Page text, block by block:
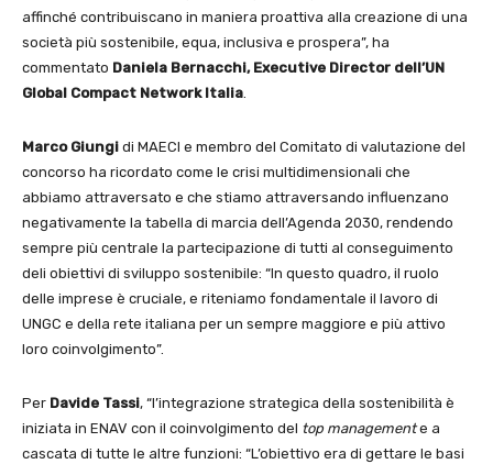
affinché contribuiscano in maniera proattiva alla creazione di una
società più sostenibile, equa, inclusiva e prospera”, ha
commentato Daniela Bernacchi, Executive Director dell’UN
Global Compact Network Italia.
Marco Giungi di MAECI e membro del Comitato di valutazione del
concorso ha ricordato come le crisi multidimensionali che
abbiamo attraversato e che stiamo attraversando influenzano
negativamente la tabella di marcia dell’Agenda 2030, rendendo
sempre più centrale la partecipazione di tutti al conseguimento
deli obiettivi di sviluppo sostenibile: “In questo quadro, il ruolo
delle imprese è cruciale, e riteniamo fondamentale il lavoro di
UNGC e della rete italiana per un sempre maggiore e più attivo
loro coinvolgimento”.
Per Davide Tassi, “l’integrazione strategica della sostenibilità è
iniziata in ENAV con il coinvolgimento del top managemente a
cascata di tutte le altre funzioni: “L’obiettivo era di gettare le basi